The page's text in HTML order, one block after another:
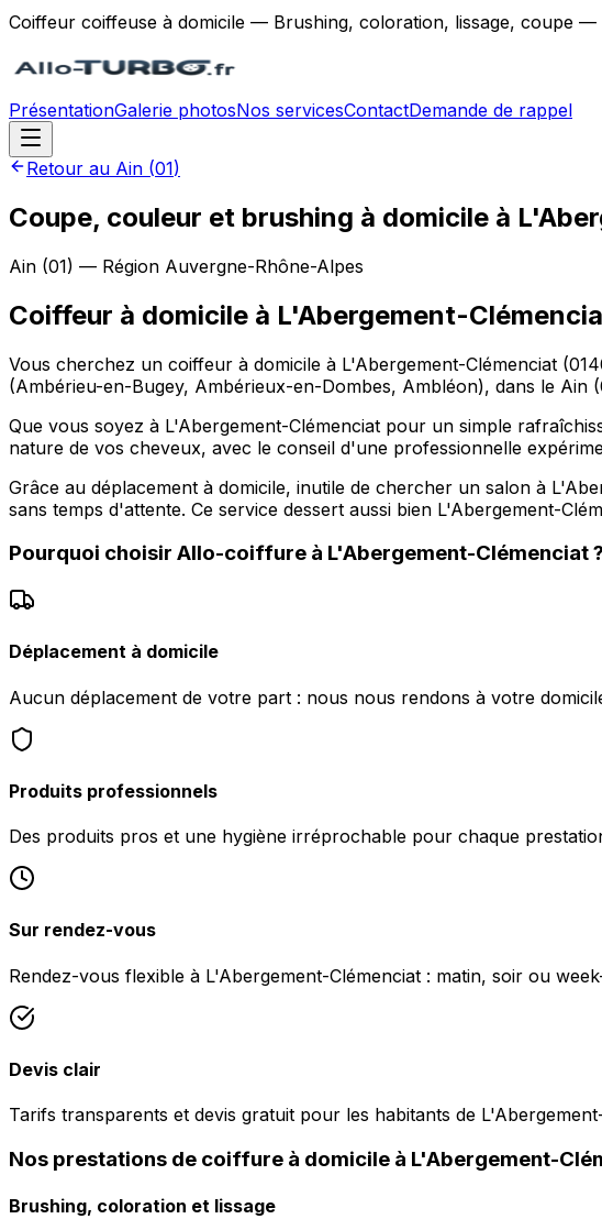
Coiffeur coiffeuse à domicile — Brushing, coloration, lissage, coupe —
PrésentationGalerie photosNos servicesContactDemande de rappel
Retour au Ain (01)
Coupe, couleur et brushing à domicile à
Ain (01) — Région Auvergne-Rhône-Alpes
Coiffeur à domicile à L'Abergement-
Vous cherchez un coiffeur à domicile à L'Abergement-Clémenciat
(Ambérieu-en-Bugey, Ambérieux-en-Dombes, Ambléon), dans le
Que vous soyez à L'Abergement-Clémenciat pour un simple
nature de vos cheveux, avec le conseil d'une professionnelle
Grâce au déplacement à domicile, inutile de chercher un salon à
sans temps d'attente. Ce service dessert aussi bien L'Abergement-
Pourquoi choisir Allo-coiffure à L'Abergement-Clémenciat?
Déplacement à domicile
Aucun déplacement de votre part : nous nous rendons à votre
Produits professionnels
Des produits pros et une hygiène irréprochable pour chaque
Sur rendez-vous
Rendez-vous flexible à L'Abergement-Clémenciat : matin, soir ou
Devis clair
Tarifs transparents et devis gratuit pour les habitants de
Nos prestations de coiffure à domicile à L'Abergement-
Brushing, coloration et lissage